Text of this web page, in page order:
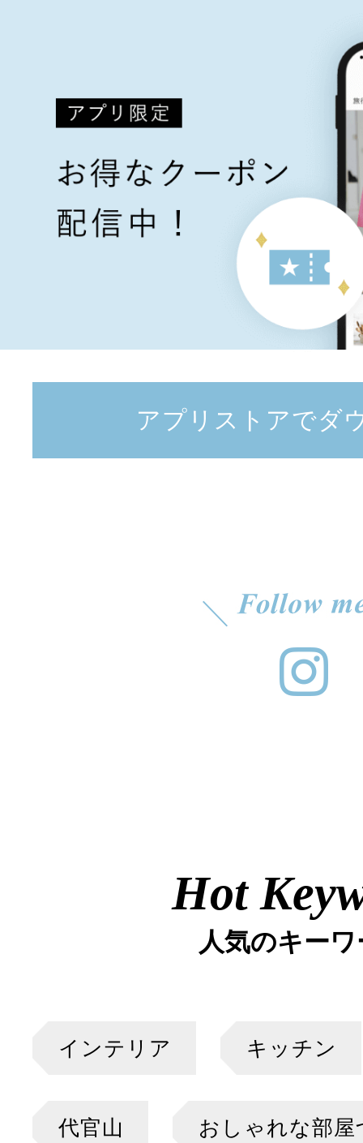
アプリストアでダ
Hot
人気のキー
インテリア キッチン
代官山 おしゃれな部屋